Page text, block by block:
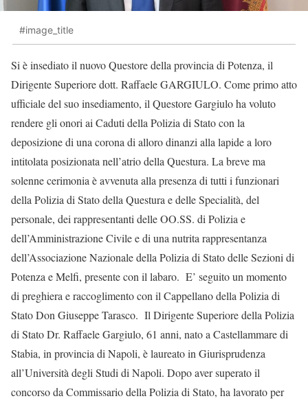
#image_title
Si è insediato il nuovo Questore della provincia di Potenza, il
Dirigente Superiore dott. Raffaele GARGIULO. Come primo atto
ufficiale del suo insediamento, il Questore Gargiulo ha voluto
rendere gli onori ai Caduti della Polizia di Stato con la
deposizione di una corona di alloro dinanzi alla lapide a loro
intitolata posizionata nell’atrio della Questura. La breve ma
solenne cerimonia è avvenuta alla presenza di tutti i funzionari
della Polizia di Stato della Questura e delle Specialità, del
personale, dei rappresentanti delle OO.SS. di Polizia e
dell’Amministrazione Civile e di una nutrita rappresentanza
dell’Associazione Nazionale della Polizia di Stato delle Sezioni di
Potenza e Melfi, presente con il labaro. E’ seguito un momento
di preghiera e raccoglimento con il Cappellano della Polizia di
Stato Don Giuseppe Tarasco. Il Dirigente Superiore della Polizia
di Stato Dr. Raffaele Gargiulo, 61 anni, nato a Castellammare di
Stabia, in provincia di Napoli, è laureato in Giurisprudenza
all’Università degli Studi di Napoli. Dopo aver superato il
concorso da Commissario della Polizia di Stato, ha lavorato per